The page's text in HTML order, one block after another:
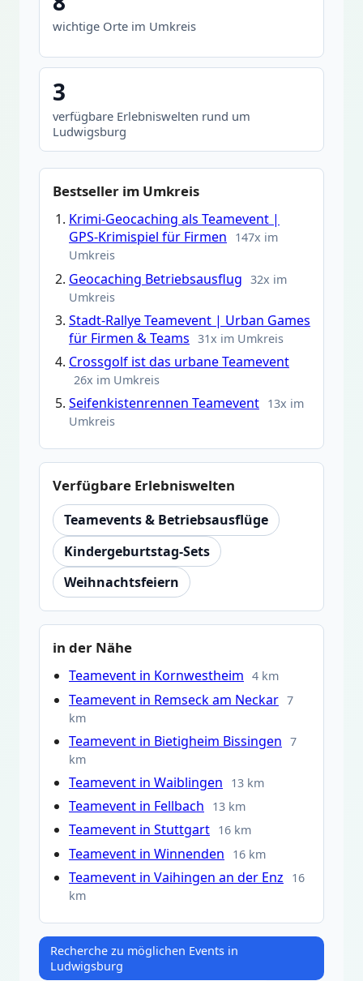
wichtige Orte im Umkreis
3
verfügbare Erlebniswelten rund um
Ludwigsburg
Bestseller im Umkreis
Krimi-Geocaching als Teamevent |
GPS-Krimispiel für Firmen
147x im
Umkreis
Geocaching Betriebsausflug 32x im
Umkreis
Stadt-Rallye Teamevent | Urban Games
für Firmen & Teams 31x im Umkreis
Crossgolf ist das urbane Teamevent
26x im Umkreis
Seifenkistenrennen Teamevent 13x im
Umkreis
Verfügbare Erlebniswelten
Teamevents & Betriebsausflüge
Kindergeburtstag-Sets
Weihnachtsfeiern
in der Nähe
Teamevent in Kornwestheim 4 km
Teamevent in Remseck am Neckar 7
km
Teamevent in Bietigheim Bissingen 7
km
Teamevent in Waiblingen 13 km
Teamevent in Fellbach 13 km
Teamevent in Stuttgart 16 km
Teamevent in Winnenden 16 km
Teamevent in Vaihingen an der Enz
16
km
Recherche zu möglichen Events in
Ludwigsburg